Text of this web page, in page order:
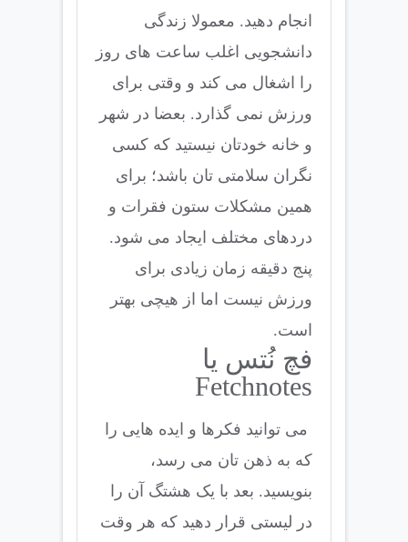
انجام دهید. معمولا زندگی
دانشجویی اغلب ساعت های روز
را اشغال می کند و وقتی برای
ورزش نمی گذارد. بعضا در شهر
و خانه خودتان نیستید که کسی
نگران سلامتی تان باشد؛ برای
همین مشکلات ستون فقرات و
دردهای مختلف ایجاد می شود.
پنج دقیقه زمان زیادی برای
ورزش نیست اما از هیچی بهتر
است.
فچ نُتس یا
Fetchnotes
می توانید فکرها و ایده هایی را
که به ذهن تان می رسد،
بنویسید. بعد با یک هشتگ آن را
در لیستی قرار دهید که هر وقت